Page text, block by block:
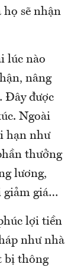
họ sẽ nhận
lúc nào
nâng
Đây được
Ngoài
hạn như
thưởng
lương,
giảm giá…
lợi tiền
như nhà
bị thông